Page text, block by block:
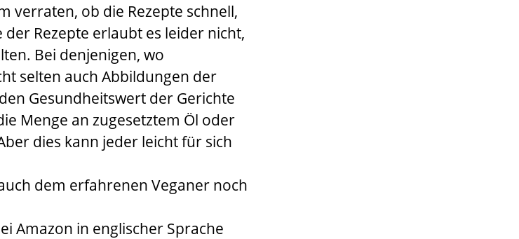
verraten, ob die Rezepte schnell,
Rezepte erlaubt es leider nicht,
Bei denjenigen, wo
selten auch Abbildungen der
Gesundheitswert der Gerichte
Menge an zugesetztem Öl oder
dies kann jeder leicht für sich
dem erfahrenen Veganer noch
Amazon in englischer Sprache